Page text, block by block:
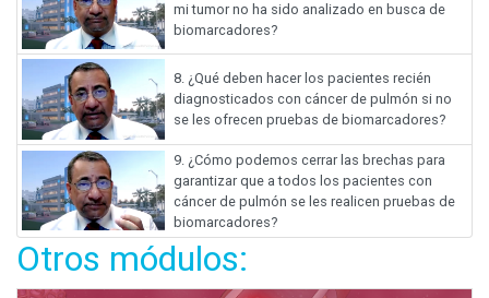
mi tumor no ha sido analizado en busca de
biomarcadores?
8.¿Qué deben hacer los pacientes recién
diagnosticados con cáncer de pulmón si no
se les ofrecen pruebas de biomarcadores?
9. ¿Cómo podemos cerrar las brechas para
garantizar que a todos los pacientes con
cáncer de pulmón se les realicen pruebas de
biomarcadores?
Otros módulos: